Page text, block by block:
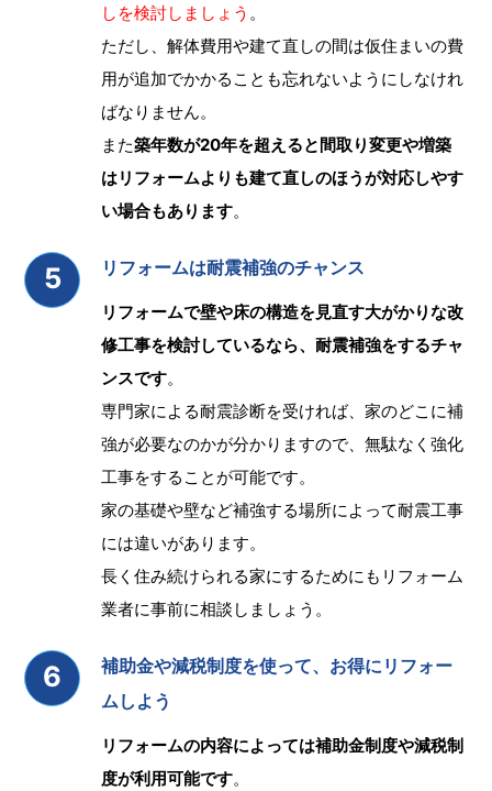
しを検討しましょう 。
ただし、解体費用や建て直しの間は仮住まいの費
用が追加でかかることも忘れないようにしなけれ
ばなりません。
また築年数が20年を超えると間取り変更や増築
はリフォームよりも建て直しのほうが対応しやす
い場合もあります。
リフォームは耐震補強のチャンス
リフォームで壁や床の構造を見直す大がかりな改
修工事を検討しているなら、耐震補強をするチャ
ンスです。
専門家による耐震診断を受ければ、家のどこに補
強が必要なのかが分かりますので、無駄なく強化
工事をすることが可能です。
家の基礎や壁など補強する場所によって耐震工事
には違いがあります。
長く住み続けられる家にするためにもリフォーム
業者に事前に相談しましょう。
補助金や減税制度を使って、お得にリフォー
ムしよう
リフォームの内容によっては補助金制度や減税制
度が利用可能です。